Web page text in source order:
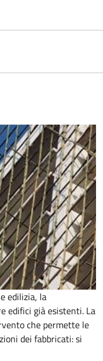
edilizia, la
edifici già esistenti. La
che permette le
dei fabbricati: si